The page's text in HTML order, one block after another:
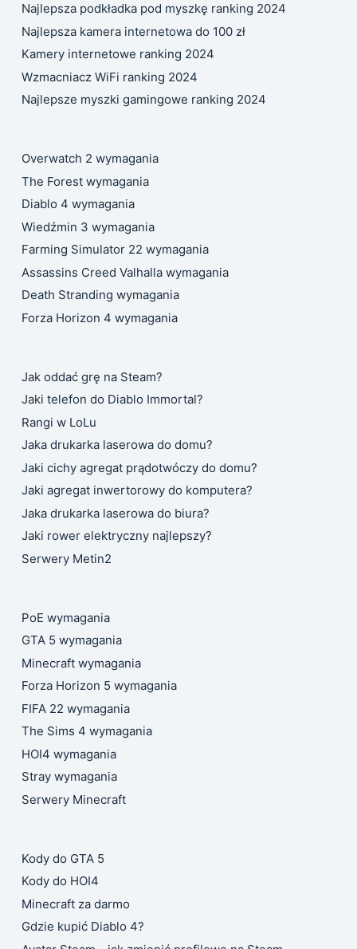
Najlepsza podkładka pod myszkę ranking 2024
Najlepsza kamera internetowa do 100 zł
Kamery internetowe ranking 2024
Wzmacniacz WiFi ranking 2024
Najlepsze myszki gamingowe ranking 2024
Overwatch 2 wymagania
The Forest wymagania
Diablo 4 wymagania
Wiedźmin 3 wymagania
Farming Simulator 22 wymagania
Assassins Creed Valhalla wymagania
Death Stranding wymagania
Forza Horizon 4 wymagania
Jak oddać grę na Steam?
Jaki telefon do Diablo Immortal?
Rangi w LoLu
Jaka drukarka laserowa do domu?
Jaki cichy agregat prądotwóczy do domu?
Jaki agregat inwertorowy do komputera?
Jaka drukarka laserowa do biura?
Jaki rower elektryczny najlepszy?
Serwery Metin2
PoE wymagania
GTA 5 wymagania
Minecraft wymagania
Forza Horizon 5 wymagania
FIFA 22 wymagania
The Sims 4 wymagania
HOI4 wymagania
Stray wymagania
Serwery Minecraft
Kody do GTA 5
Kody do HOI4
Minecraft za darmo
Gdzie kupić Diablo 4?